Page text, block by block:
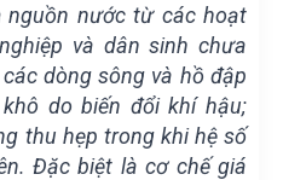
nguồn nước từ các hoạt
và dân sinh chưa
dòng sông và hồ đập
do biến đổi khí hậu;
thu hẹp trong khi hệ số
Đặc biệt là cơ chế giá